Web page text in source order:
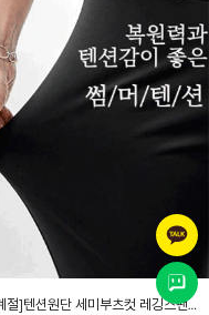
절]텐션원단 세미부츠컷 레깅스팬